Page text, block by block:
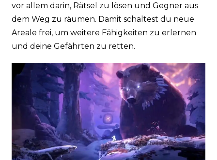
vor allem darin, Rätsel zu lösen und Gegner aus
dem Weg zu räumen. Damit schaltest du neue
Areale frei, um weitere Fähigkeiten zu erlernen
und deine Gefährten zu retten.